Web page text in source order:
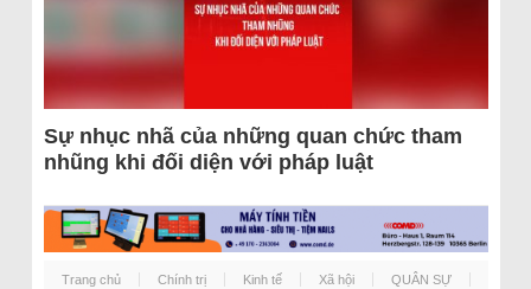
Sự nhục nhã của những quan chức tham
nhũng khi đối diện với pháp luật
Trang chủ Chính trị Kinh tế Xã hội QUÂN SỰ